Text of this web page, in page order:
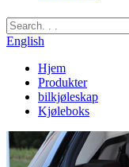
English
Hjem
Produkter
bilkjøleskap
Kjøleboks